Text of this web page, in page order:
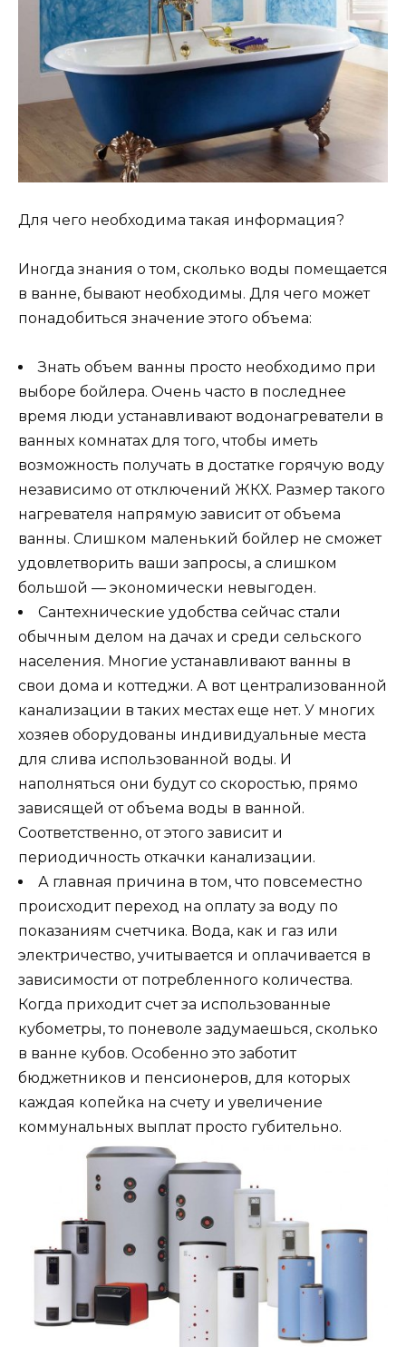
Для чего необходима такая информация?
Иногда знания о том, сколько воды помещается
в ванне, бывают необходимы. Для чего может
понадобиться значение этого объема:
Знать объем ванны просто необходимо при
выборе бойлера. Очень часто в последнее
время люди устанавливают водонагреватели в
ванных комнатах для того, чтобы иметь
возможность получать в достатке горячую воду
независимо от отключений ЖКХ. Размер такого
нагревателя напрямую зависит от объема
ванны. Слишком маленький бойлер не сможет
удовлетворить ваши запросы, а слишком
большой — экономически невыгоден.
Сантехнические удобства сейчас стали
обычным делом на дачах и среди сельского
населения. Многие устанавливают ванны в
свои дома и коттеджи. А вот централизованной
канализации в таких местах еще нет. У многих
хозяев оборудованы индивидуальные места
для слива использованной воды. И
наполняться они будут со скоростью, прямо
зависящей от объема воды в ванной.
Соответственно, от этого зависит и
периодичность откачки канализации.
А главная причина в том, что повсеместно
происходит переход на оплату за воду по
показаниям счетчика. Вода, как и газ или
электричество, учитывается и оплачивается в
зависимости от потребленного количества.
Когда приходит счет за использованные
кубометры, то поневоле задумаешься, сколько
в ванне кубов. Особенно это заботит
бюджетников и пенсионеров, для которых
каждая копейка на счету и увеличение
коммунальных выплат просто губительно.